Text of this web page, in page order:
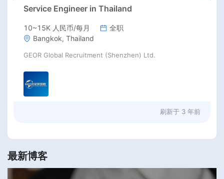
Service Engineer in Thailand
10~15K 人民币/每月
全职
Bangkok, Thailand
GEOR Global Recruitment (Shenzhen) Ltd.
刷新于 3 年前
最新博客